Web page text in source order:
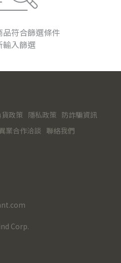
符合篩選條件
輸入篩選
政策 隱私政策 防詐騙資訊
業合作洽談 聯絡我們
Corp.